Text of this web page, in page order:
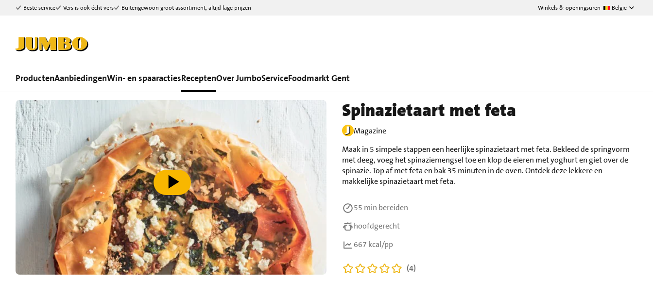
Ga naar zoeken
Ga naar hoofdinhoud
Beste service Vers is ook écht vers Buitengewoon groot assortiment, altijd lage prijzen Winkels & openingsuren België
ProductenAanbiedingenWin- en spaaractiesReceptenOver JumboServiceFoodmarkt Gent
speel video af
Spinazietaart met feta
Magazine
Maak in 5 simpele stappen een heerlijke spinazietaart met feta. Bekleed de springvorm
met deeg, voeg het spinaziemengsel toe en klop de eieren met yoghurt en giet over de
spinazie. Top af met feta en bak 35 minuten in de oven. Ontdek deze lekkere en
makkelijke spinazietaart met feta.
55 min bereiden
hoofdgerecht
667 kcal/pp
(4)